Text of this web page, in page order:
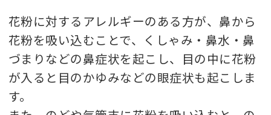
花粉に対するアレルギーのある方が、鼻から
花粉を吸い込むことで、くしゃみ・鼻水・鼻
づまりなどの鼻症状を起こし、目の中に花粉
が入ると目のかゆみなどの眼症状も起こしま
す。